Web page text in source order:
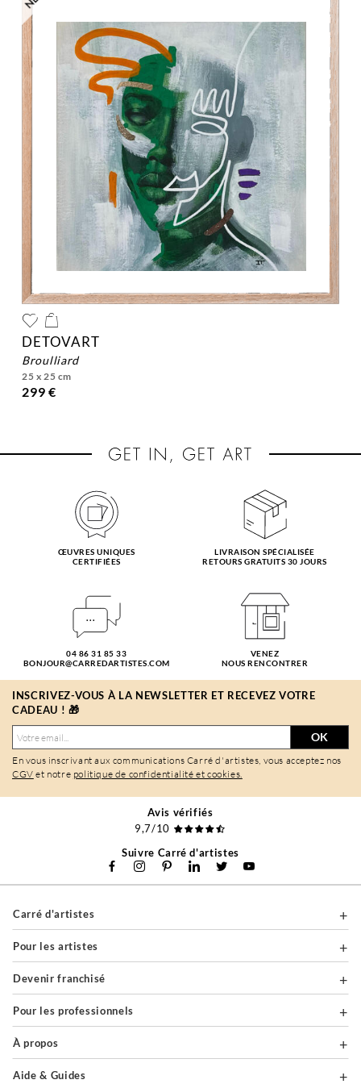
DETOVART
broulliard
25 x 25 cm
299 €
ŒUVRES UNIQUES
CERTIFIÉES
LIVRAISON SPÉCIALISÉE
RETOURS GRATUITS 30 JOURS
04 86 31 85 33
BONJOUR@CARREDARTISTES.COM
VENEZ
NOUS RENCONTRER
INSCRIVEZ-VOUS À LA NEWSLETTER ET RECEVEZ VOTRE
CADEAU ! 🎁
OK
En vous inscrivant aux communications Carré d'artistes, vous acceptez nos
CGV et notre politique de confidentialité et cookies.
Avis vérifiés
9,7/10
Suivre Carré d'artistes
Carré d'artistes
Pour les artistes
Devenir franchisé
Pour les professionnels
À propos
Aide & Guides